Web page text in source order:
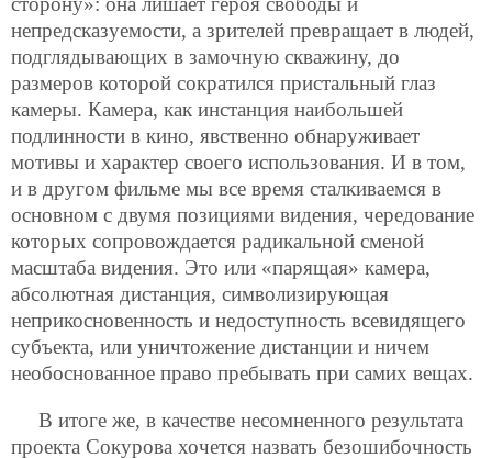
непредсказуемости, а зрителей превращает в людей,
подглядывающих в замочную скважину, до
размеров которой сократился пристальный глаз
камеры. Камера, как инстанция наибольшей
подлинности в кино, явственно обнаруживает
мотивы и характер своего использования. И в том,
и в другом фильме мы все время сталкиваемся в
основном с двумя позициями видения, чередование
которых сопровождается радикальной сменой
масштаба видения. Это или «парящая» камера,
абсолютная дистанция, символизирующая
неприкосновенность и недоступность всевидящего
субъекта, или уничтожение дистанции и ничем
необоснованное право пребывать при самих вещах.
В итоге же, в качестве несомненного результата
проекта Сокурова хочется назвать безошибочность